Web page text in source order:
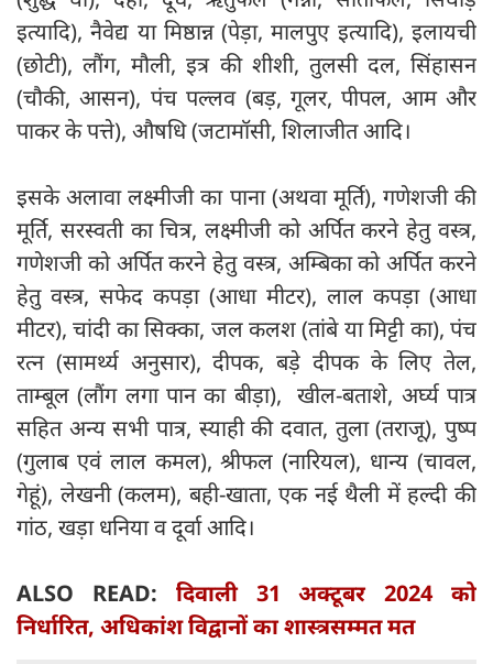
इत्यादि), नैवेद्य या मिष्ठान्न (पेड़ा, मालपुए इत्यादि), इलायची
(छोटी), लौंग, मौली, इत्र की शीशी, तुलसी दल, सिंहासन
(चौकी, आसन), पंच पल्लव (बड़, गूलर, पीपल, आम और
पाकर के पत्ते), औषधि (जटामॉसी, शिलाजीत आदि।
इसके अलावा लक्ष्मीजी का पाना (अथवा मूर्ति), गणेशजी की
मूर्ति, सरस्वती का चित्र, लक्ष्मीजी को अर्पित करने हेतु वस्त्र,
गणेशजी को अर्पित करने हेतु वस्त्र, अम्बिका को अर्पित करने
हेतु वस्त्र, सफेद कपड़ा (आधा मीटर), लाल कपड़ा (आधा
मीटर), चांदी का सिक्का, जल कलश (तांबे या मिट्टी का), पंच
रत्न (सामर्थ्य अनुसार), दीपक, बड़े दीपक के लिए तेल,
ताम्बूल (लौंग लगा पान का बीड़ा), खील-बताशे, अर्घ्य पात्र
सहित अन्य सभी पात्र, स्याही की दवात, तुला (तराजू), पुष्प
(गुलाब एवं लाल कमल), श्रीफल (नारियल), धान्य (चावल,
गेहूं), लेखनी (कलम), बही-खाता, एक नई थैली में हल्दी की
गांठ, खड़ा धनिया व दूर्वा आदि।
ALSO READ: दिवाली 31 अक्टूबर 2024 को
निर्धारित, अधिकांश विद्वानों का शास्त्रसम्मत मत